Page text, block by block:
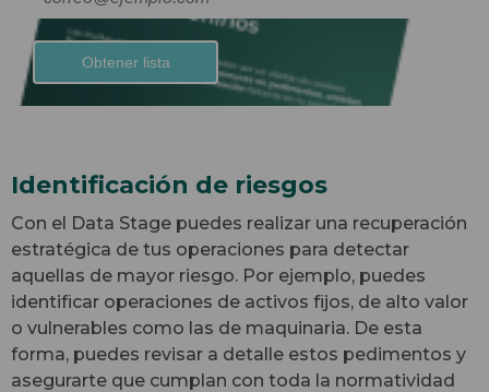
Identificación de riesgos
Con el Data Stage puedes realizar una recuperación
estratégica de tus operaciones para detectar
aquellas de mayor riesgo. Por ejemplo, puedes
identificar operaciones de activos fijos, de alto valor
o vulnerables como las de maquinaria. De esta
forma, puedes revisar a detalle estos pedimentos y
asegurarte que cumplan con toda la normatividad